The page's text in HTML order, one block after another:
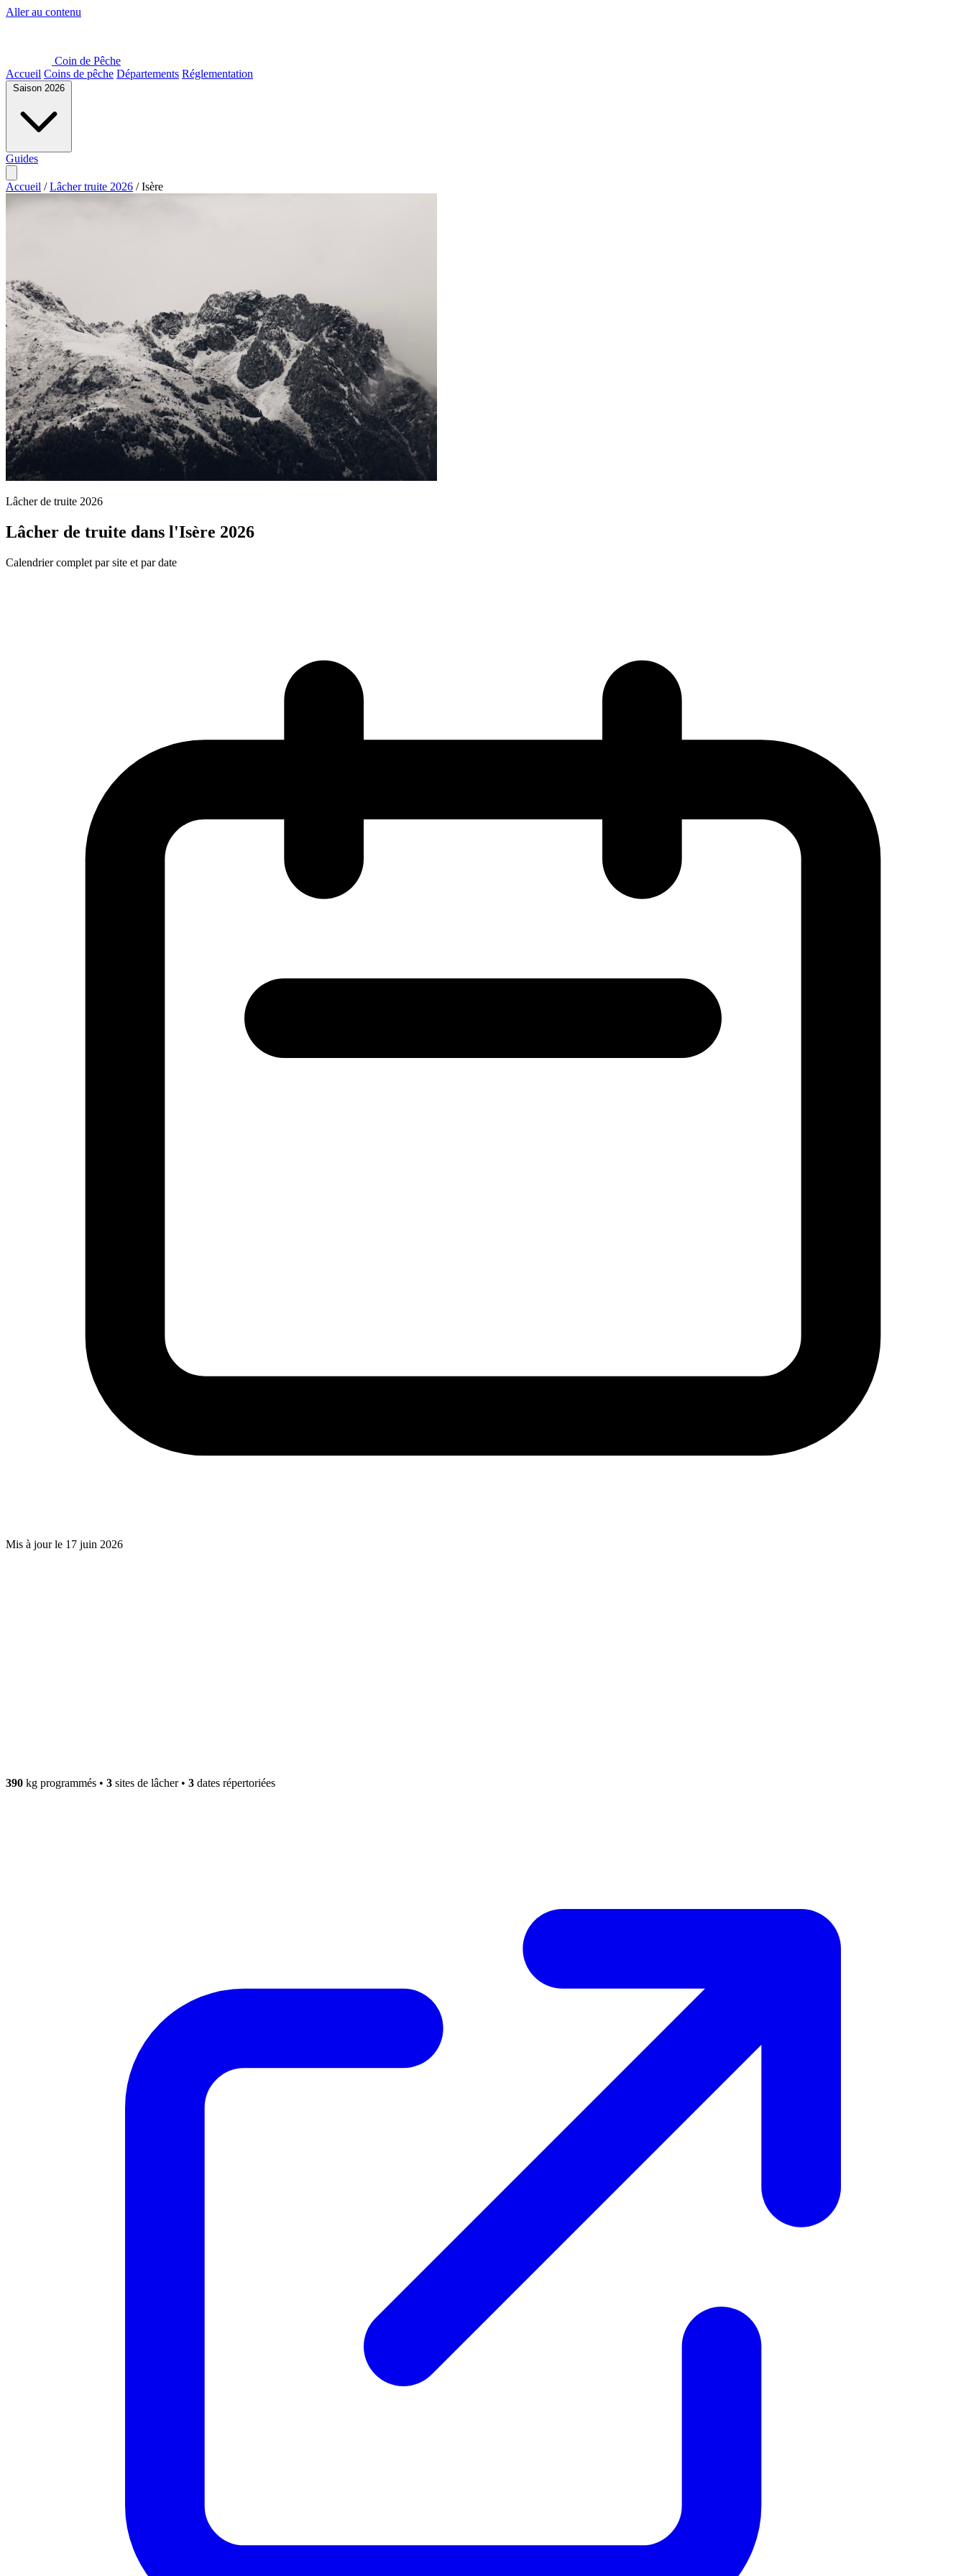
Aller au contenu
Coin de Pêche
Accueil Coins de pêche Départements Réglementation
Saison 2026
Guides
Accueil / Lâcher truite 2026 / Isère
Lâcher de truite 2026
Lâcher de truite dans l'Isère 2026
Calendrier complet par site et par date
Mis à jour le 17 juin 2026
390 kg programmés • 3 sites de lâcher • 3 dates répertoriées